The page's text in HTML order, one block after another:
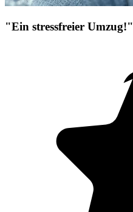
"Ein stressfreier Umzug!"